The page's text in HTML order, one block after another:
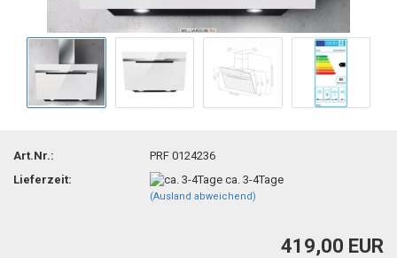
Art.Nr.:
PRF 0124236
Lieferzeit:
ca. 3-4Tage
(Ausland abweichend)
419,00 EUR